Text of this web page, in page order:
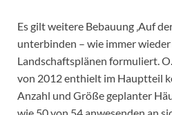
Es gilt weitere Bebauung ‚Auf
unterbinden – wie immer
Landschaftsplänen formuliert.
von 2012 enthielt im Hauptteil
Anzahl und Größe geplanter
wie 50 von 54 anwesenden an